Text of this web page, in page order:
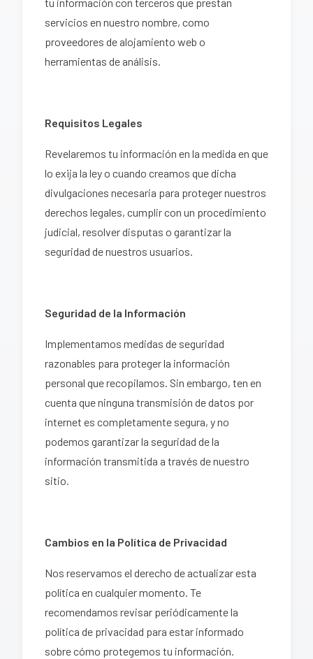
servicios en nuestro nombre, como
proveedores de alojamiento web o
herramientas de análisis.
Requisitos Legales
Revelaremos tu información en la medida en que
lo exija la ley o cuando creamos que dicha
divulgaciones necesaria para proteger nuestros
derechos legales, cumplir con un procedimiento
judicial, resolver disputas o garantizar la
seguridad de nuestros usuarios.
Seguridad de la Información
Implementamos medidas de seguridad
razonables para proteger la información
personal que recopilamos. Sin embargo, ten en
cuenta que ninguna transmisión de datos por
internet es completamente segura, y no
podemos garantizar la seguridad de la
información transmitida a través de nuestro
sitio.
Cambios en la Política de Privacidad
Nos reservamos el derecho de actualizar esta
política en cualquier momento. Te
recomendamos revisar periódicamente la
política de privacidad para estar informado
sobre cómo protegemos tu información.